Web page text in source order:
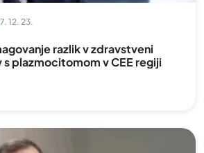
7. 12. 23.
razlik v zdravstveni
plazmocitomom v CEE regiji